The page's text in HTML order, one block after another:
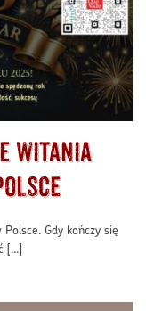
Witania
Gdy kończy się
[...]